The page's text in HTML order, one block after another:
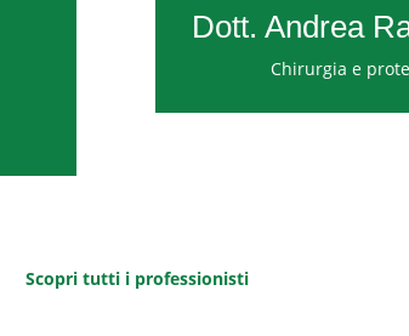
Dott. Andrea
Chirurgia e
Scopri tutti i professionisti